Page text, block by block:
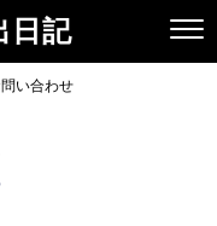
日記
い合わせ